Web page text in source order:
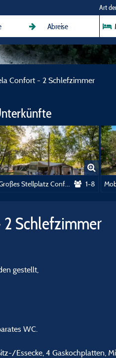
Art
Confort - 2 Schlefzimmer
Preis Großes Stellplatz Confort 120m² 1-8
Schlefzimmer
gestellt,
WC.
Essecke, 4 Gaskochplatten,